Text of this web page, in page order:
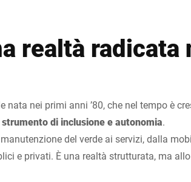
realtà
nata nei primi anni ’80, che nel tempo è
strumento di inclusione e autonomia.
del verde ai servizi, dalla
e privati. È una realtà strutturata, ma